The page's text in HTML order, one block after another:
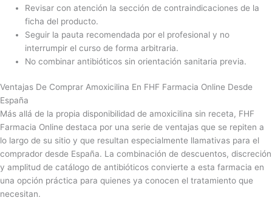
Revisar con atención la sección de contraindicaciones de la
ficha del producto.
Seguir la pauta recomendada por el profesional y no
interrumpir el curso de forma arbitraria.
No combinar antibióticos sin orientación sanitaria previa.
Ventajas De Comprar Amoxicilina En FHF Farmacia Online Desde
España
Más allá de la propia disponibilidad de amoxicilina sin receta, FHF
Farmacia Online destaca por una serie de ventajas que se repiten a
lo largo de su sitio y que resultan especialmente llamativas para el
comprador desde España. La combinación de descuentos, discreción
y amplitud de catálogo de antibióticos convierte a esta farmacia en
una opción práctica para quienes ya conocen el tratamiento que
necesitan.